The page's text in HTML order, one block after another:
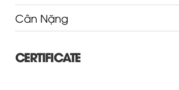
Cân Nặng
CERTIFICATE